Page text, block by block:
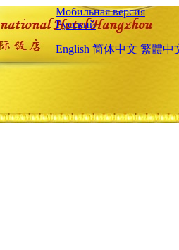
Мобильная версия
Русский
English 简体中文 繁體中